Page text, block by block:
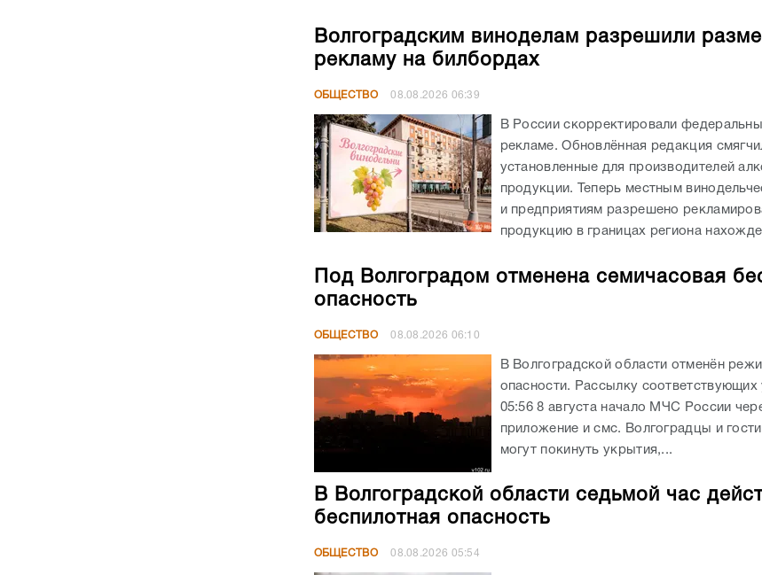
Волгоградским виноделам разрешили
рекламу на билбордах
ОБЩЕСТВО 08.08.2026 06:39
В России скорректировали
рекламе. Обновлённая редакция
установленные для производителей
продукции. Теперь местным
и предприятиям разрешено
продукцию в границах региона
Под Волгоградом отменена семичасовая
опасность
ОБЩЕСТВО 08.08.2026 06:10
В Волгоградской области отменён
опасности. Рассылку соответствующих
05:56 8 августа начало МЧС России
приложение и смс. Волгоградцы и
могут покинуть укрытия,...
В Волгоградской области седьмой час
беспилотная опасность
ОБЩЕСТВО 08.08.2026 05:54